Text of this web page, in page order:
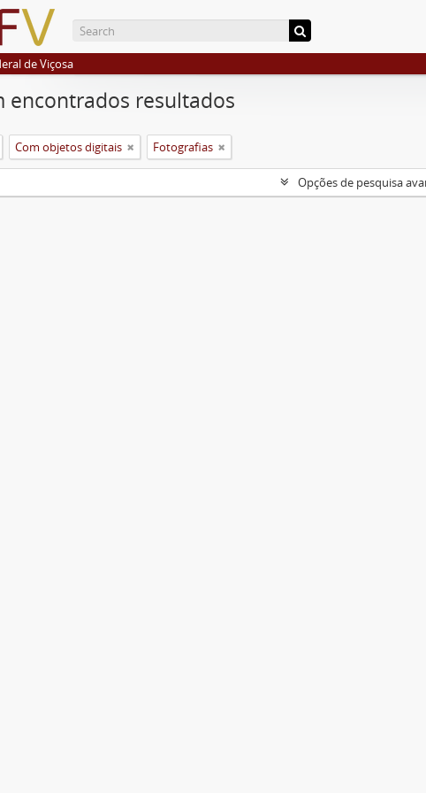
de Viçosa
encontrados resultados
Com objetos digitais Fotografias
Opções de pesquisa